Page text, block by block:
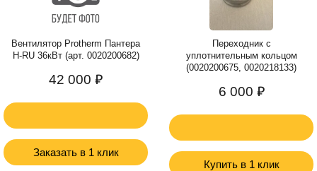
Вентилятор Protherm Пантера
H-RU 36кВт (арт. 0020200682)
42 000 ₽
Заказать в 1 клик
Переходник с
уплотнительным кольцом
(0020200675, 0020218133)
6 000 ₽
Купить в 1 клик